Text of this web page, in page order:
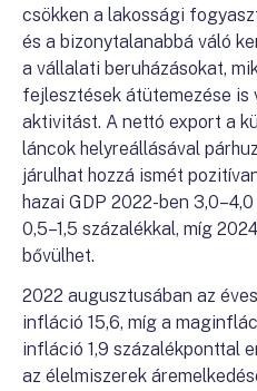
csökken a lakossági
és a bizonytalanabbá váló
a vállalati beruházásokat,
fejlesztések átütemezése is
aktivitást. A nettó export a
láncok helyreállásával
járulhat hozzá ismét
hazai GDP 2022-ben
0,5–1,5 százalékkal, míg
bővülhet.
2022 augusztusában az
infláció 15,6, míg a
infláció 1,9 százalékponttal
az élelmiszerek